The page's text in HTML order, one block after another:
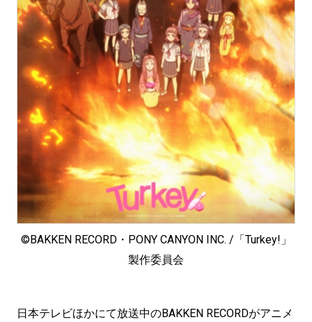
©BAKKEN RECORD・PONY CANYON INC. /「Turkey!」
製作委員会
日本テレビほかにて放送中のBAKKEN RECORDがアニメ